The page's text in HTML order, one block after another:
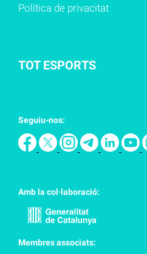
Política de privacitat
TOT ESPORTS
Seguiu-nos:
Amb la col·laboració:
Membres associats: